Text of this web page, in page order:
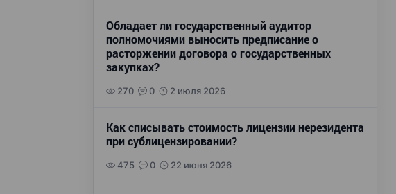
Обладает ли государственный аудитор
полномочиями выносить предписание о
расторжении договора о государственных
закупках?
270 0 2 июля 2026
Как списывать стоимость лицензии нерезидента
при сублицензировании?
475 0 22 июня 2026